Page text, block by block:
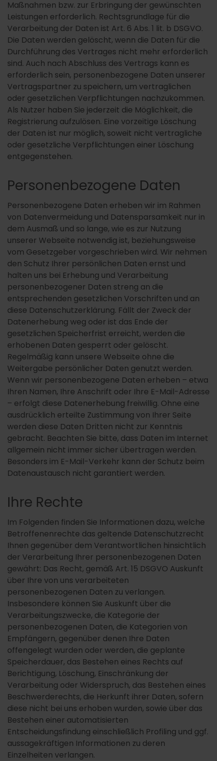
Maßnahmen bzw. zur Erbringung der gewünschten
Leistungen erforderlich. Rechtsgrundlage für die
Verarbeitung der Daten ist Art. 6 Abs. 1 lit. b DSGVO.
Die Daten werden gelöscht, wenn die Daten für die
Durchführung des Vertrages nicht mehr erforderlich
sind. Auch nach Abschluss des Vertrags kann es
erforderlich sein, personenbezogene Daten unserer
Vertragspartner zu speichern, um vertraglichen
oder gesetzlichen Verpflichtungen nachzukommen.
Als Nutzer haben Sie jederzeit die Möglichkeit, die
Registrierung aufzulösen. Eine vorzeitige Löschung
der Daten ist nur möglich, soweit nicht vertragliche
oder gesetzliche Verpflichtungen einer Löschung
entgegenstehen.
Personenbezogene Daten
Personenbezogene Daten erheben wir im Rahmen
von Datenvermeidung und Datensparsamkeit nur in
dem Ausmaß und so lange, wie es zur Nutzung
unserer Webseite notwendig ist, beziehungsweise
vom Gesetzgeber vorgeschrieben wird. Wir nehmen
den Schutz Ihrer persönlichen Daten ernst und
halten uns bei Erhebung und Verarbeitung
personenbezogener Daten streng an die
entsprechenden gesetzlichen Vorschriften und an
diese Datenschutzerklärung. Fällt der Zweck der
Datenerhebung weg oder ist das Ende der
gesetzlichen Speicherfrist erreicht, werden die
erhobenen Daten gesperrt oder gelöscht.
Regelmäßig kann unsere Webseite ohne die
Weitergabe persönlicher Daten genutzt werden.
Wenn wir personenbezogene Daten erheben – etwa
Ihren Namen, Ihre Anschrift oder Ihre E-Mail-Adresse
– erfolgt diese Datenerhebung freiwillig. Ohne eine
ausdrücklich erteilte Zustimmung von Ihrer Seite
werden diese Daten Dritten nicht zur Kenntnis
gebracht. Beachten Sie bitte, dass Daten im Internet
allgemein nicht immer sicher übertragen werden.
Besonders im E-Mail-Verkehr kann der Schutz beim
Datenaustausch nicht garantiert werden.
Ihre Rechte
Im Folgenden finden Sie Informationen dazu, welche
Betroffenenrechte das geltende Datenschutzrecht
Ihnen gegenüber dem Verantwortlichen hinsichtlich
der Verarbeitung Ihrer personenbezogenen Daten
gewährt: Das Recht, gemäß Art. 15 DSGVO Auskunft
über Ihre von uns verarbeiteten
personenbezogenen Daten zu verlangen.
Insbesondere können Sie Auskunft über die
Verarbeitungszwecke, die Kategorie der
personenbezogenen Daten, die Kategorien von
Empfängern, gegenüber denen Ihre Daten
offengelegt wurden oder werden, die geplante
Speicherdauer, das Bestehen eines Rechts auf
Berichtigung, Löschung, Einschränkung der
Verarbeitung oder Widerspruch, das Bestehen eines
Beschwerderechts, die Herkunft ihrer Daten, sofern
diese nicht bei uns erhoben wurden, sowie über das
Bestehen einer automatisierten
Entscheidungsfindung einschließlich Profiling und ggf.
aussagekräftigen Informationen zu deren
Einzelheiten verlangen.